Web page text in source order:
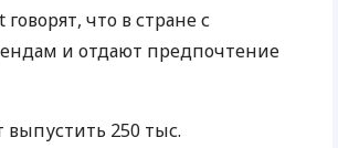
что в стране с
и отдают предпочтение
250 тыс.